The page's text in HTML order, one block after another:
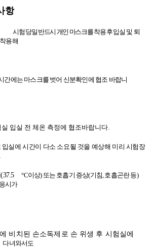
항
시험 당일 반드시 개인 마스크를 착용 후입실 및 퇴
용해
간에는 마스크를 벗어 신분확인에 협조 바랍니
입실 전 체온 측정에 협조바랍니다.
실에 시간이 다소 소요될 것을 예상해 미리 시험장
(37.5 °C이상) 또는 호흡기 증상(기침,호흡곤란 등)
시가
비치된 손소독제로 손 위생 후 시험실에
다녀와서도